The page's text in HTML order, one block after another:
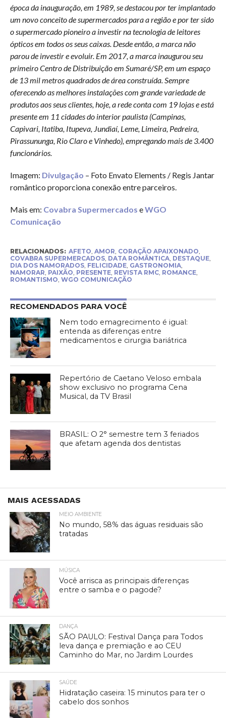
época da inauguração, em 1989, se destacou por ter implantado
um novo conceito de supermercados para a região e por ter sido
o supermercado pioneiro a investir na tecnologia de leitores
ópticos em todos os seus caixas. Desde então, a marca não
parou de investir e evoluir. Em 2017, a marca inaugurou seu
primeiro Centro de Distribuição em Sumaré/SP, em um espaço
de 13 mil metros quadrados de área construída. Sempre
oferecendo as melhores instalações com grande variedade de
produtos aos seus clientes, hoje, a rede conta com 19 lojas e está
presente em 11 cidades do interior paulista (Campinas,
Capivari, Itatiba, Itupeva, Jundiaí, Leme, Limeira, Pedreira,
Pirassununga, Rio Claro e Vinhedo), empregando mais de 3.400
funcionários.
Imagem: Divulgação – Foto Envato Elements / Regis Jantar
romântico proporciona conexão entre parceiros.
Mais em: Covabra Supermercados eWGO
Comunicação
RELACIONADOS: AFETO, AMOR, CORAÇÃO APAIXONADO,
COVABRA SUPERMERCADOS, DATA ROMÂNTICA, DESTAQUE,
DIA DOS NAMORADOS, FELICIDADE, GASTRONOMIA,
NAMORAR, PAIXÃO, PRESENTE, REVISTA RMC, ROMANCE,
ROMANTISMO, WGO COMUNICAÇÃO
RECOMENDADOS PARA VOCÊ
Nem todo emagrecimento é igual:
entenda as diferenças entre
medicamentos e cirurgia bariátrica
Repertório de Caetano Veloso embala
show exclusivo no programa Cena
Musical, da TV Brasil
BRASIL: O 2° semestre tem 3 feriados
que afetam agenda dos dentistas
MAIS ACESSADAS
MEIO AMBIENTE
No mundo, 58% das águas residuais são
tratadas
MÚSICA
Você arrisca as principais diferenças
entre o samba e o pagode?
DANÇA
SÃO PAULO: Festival Dança para Todos
leva dança e premiação e ao CEU
Caminho do Mar, no Jardim Lourdes
SAÚDE
Hidratação caseira: 15 minutos para ter o
cabelo dos sonhos